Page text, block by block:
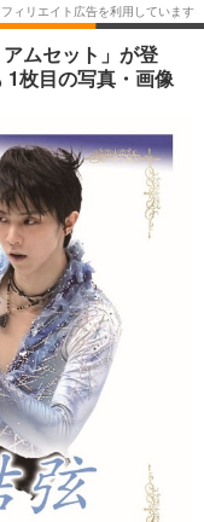
韓国・芸能
スポーツ
その他
グルメ
ショッピング
ムセット」が登
1枚目の写真・画像